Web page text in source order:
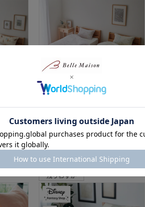
柄の掛
ワー柄の掛け布団カバー
¥3,990（税込）